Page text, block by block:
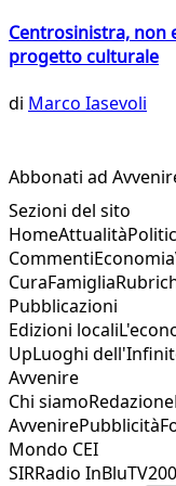
Centrosinistra, non
progetto culturale
di Marco Iasevoli
Abbonati ad
Sezioni del sito
HomeAttualità
CommentiEconomia
CuraFamiglia
Pubblicazioni
Edizioni locali
UpLuoghi
Avvenire
Chi siamoRedazione
AvvenirePubblicità
Mondo CEI
SIRRadio InBlu